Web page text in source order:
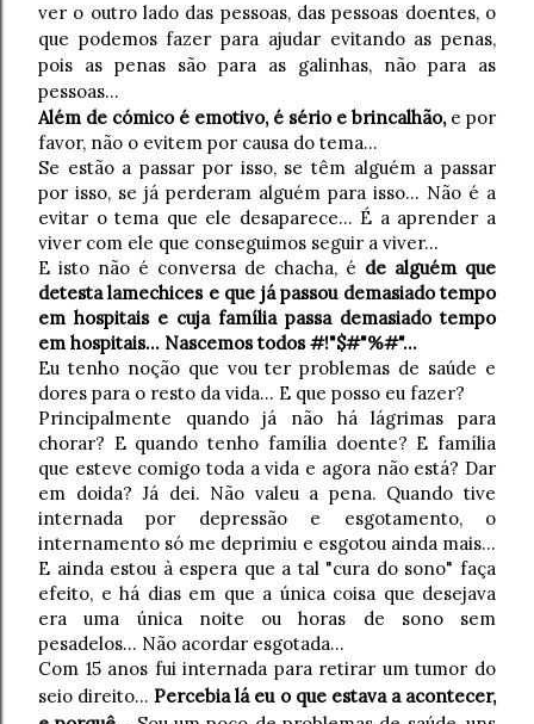
ver o outro lado das pessoas, das pessoas doentes, o
que podemos fazer para ajudar evitando as penas,
pois as penas são para as galinhas, não para as
pessoas...
Além de cómico é emotivo, é sério e brincalhão,e por
favor, não o evitem por causa do tema...
Se estão a passar por isso, se têm alguém a passar
por isso, se já perderam alguém para isso... Não é a
evitar o tema que ele desaparece... É a aprender a
viver com ele que conseguimos seguir a viver...
E isto não é conversa de chacha, é de alguém que
detesta lamechices e que já passou demasiado tempo
em hospitais e cuja família passa demasiado tempo
em hospitais... Nascemos todos #!"$#"%#"...
Eu tenho noção que vou ter problemas de saúde e
dores para o resto da vida... E que posso eu fazer?
Principalmente quando já não há lágrimas para
chorar? E quando tenho família doente? E família
que esteve comigo toda a vida e agora não está? Dar
em doida? Já dei. Não valeu a pena. Quando tive
internada por depressão e esgotamento, o
internamento só me deprimiu e esgotou ainda mais...
E ainda estou à espera que a tal "cura do sono" faça
efeito, e há dias em que a única coisa que desejava
era uma única noite ou horas de sono sem
pesadelos... Não acordar esgotada...
Com 15 anos fui internada para retirar um tumor do
seio direito... Percebia lá eu o que estava a acontecer,